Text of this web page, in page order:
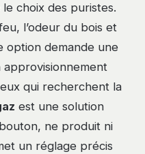
le choix des puristes.
l’odeur du bois et
option demande une
qui recherchent la
est une solution
ne produit ni
un réglage précis